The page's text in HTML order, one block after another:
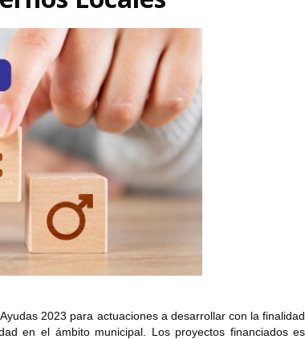
2023 para actuaciones a desarrollar con la
en el ámbito municipal. Los proyectos financiados